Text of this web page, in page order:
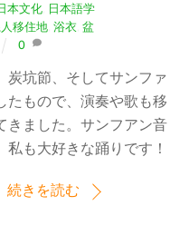
本文化, 日本語学
人移住地 浴衣 盆
0
炭坑節、そしてサンファ
たもので、演奏や歌も移
きました。サンフアン音
も大好きな踊りです！
きを読む